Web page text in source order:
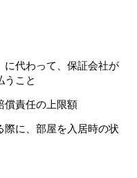
に代わって、保証会社が
うこと
償責任の上限額
際に、部屋を入居時の状